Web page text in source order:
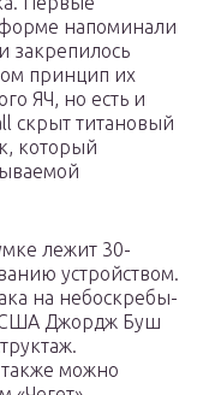
напоминали
закрепилось
принцип их
ЯЧ, но есть и
скрыт титановый
который
лежит 30-
устройством.
на небоскребы-
США Джордж Буш
можно